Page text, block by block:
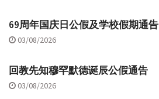
69周年国庆日公假及学校假期通告
03/08/2026
回教先知穆罕默德诞辰公假通告
03/08/2026